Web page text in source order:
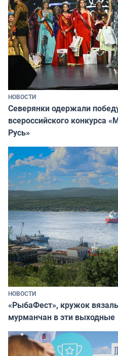
НОВОСТИ
Северянки одержали
всероссийского конкурса
Русь»
НОВОСТИ
«РыбаФест», кружок
мурманчан в эти выходные